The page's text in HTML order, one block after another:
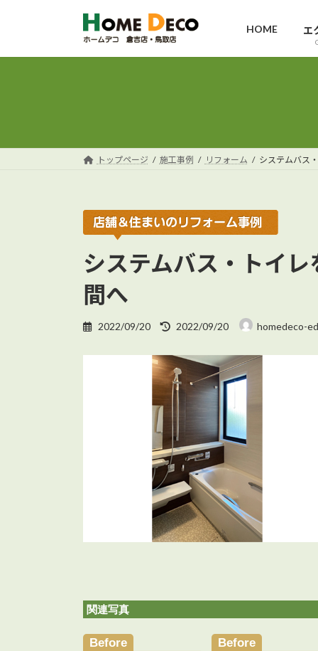
ン
ッ
ー
移
HOME
エ
トップページ 施工事例 リフォーム システムバス
システムバス・トイ
間へ
2022/09/20
最
新
日
時
2022/09/20 homedeco-
関連写真
Before Before